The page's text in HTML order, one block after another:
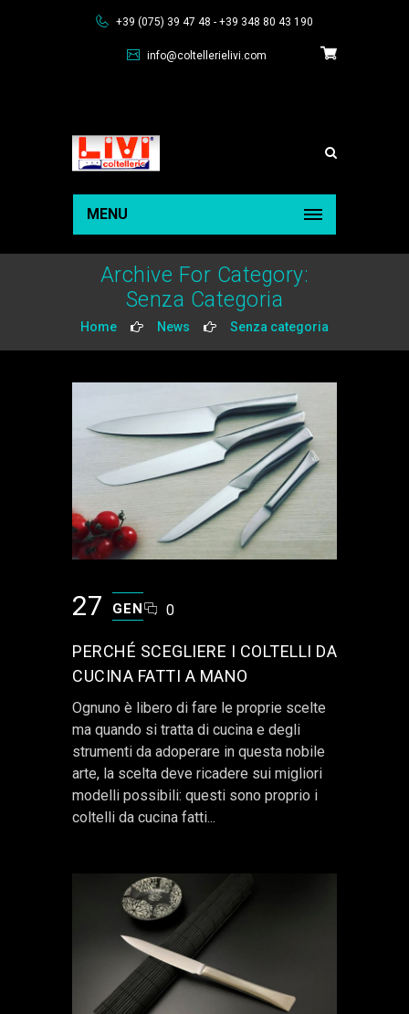
+39 (075) 39 47 48 - +39 348 80 43 190
info@coltellerielivi.com
MENU
Archive For Category:
Senza Categoria
Home News Senza categoria
27 GEN 0
PERCHÉ SCEGLIERE I COLTELLI DA
CUCINA FATTI A MANO
Ognuno è libero di fare le proprie scelte
ma quando si tratta di cucina e degli
strumenti da adoperare in questa nobile
arte, la scelta deve ricadere sui migliori
modelli possibili: questi sono proprio i
coltelli da cucina fatti...